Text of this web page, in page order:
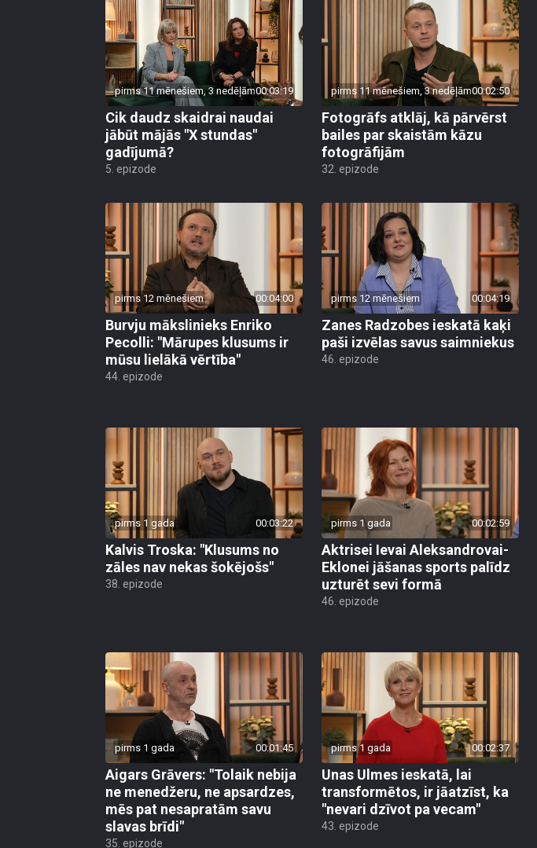
pirms 11 mēnešiem, 3 nedēļām00:03:19
Cik daudz skaidrai naudai
jābūt mājās "X stundas"
gadījumā?
5. epizode
pirms 11 mēnešiem, 3 nedēļām00:02:50
Fotogrāfs atklāj, kā pārvērst
bailes par skaistām kāzu
fotogrāfijām
32. epizode
pirms 12 mēnešiem 00:04:00
Burvju mākslinieks Enriko
Pecolli: "Mārupes klusums ir
mūsu lielākā vērtība"
44. epizode
pirms 12 mēnešiem 00:04:19
Zanes Radzobes ieskatā kaķi
paši izvēlas savus saimniekus
46. epizode
pirms 1 gada 00:03:22
Kalvis Troska: "Klusums no
zāles nav nekas šokējošs"
38. epizode
pirms 1 gada 00:02:59
Aktrisei Ievai Aleksandrovai-
Eklonei jāšanas sports palīdz
uzturēt sevi formā
46. epizode
pirms 1 gada 00:01:45
Aigars Grāvers: "Tolaik nebija
ne menedžeru, ne apsardzes,
mēs pat nesapratām savu
slavas brīdi"
35. epizode
pirms 1 gada 00:02:37
Unas Ulmes ieskatā, lai
transformētos, ir jāatzīst, ka
"nevari dzīvot pa vecam"
43. epizode